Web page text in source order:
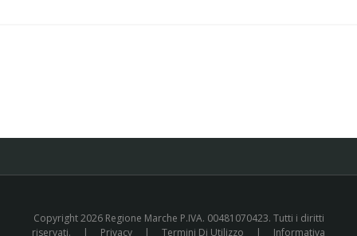
Copyright 2026 Regione Marche P.IVA. 00481070423. Tutti i diritti
riservati.
| Privacy | Termini Di Utilizzo | Informativa